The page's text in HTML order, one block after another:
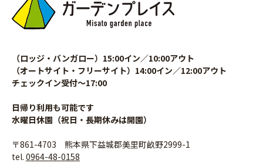
（ロッジ・バンガロー）15:00イン／10:00アウト
（オートサイト・フリーサイト）14:00イン／12:00アウト
チェックイン受付〜17:00
日帰り利用も可能です
水曜日休園（祝日・長期休みは開園）
〒861-4703 熊本県下益城郡美里町畝野2999-1
tel. 0964-48-0158